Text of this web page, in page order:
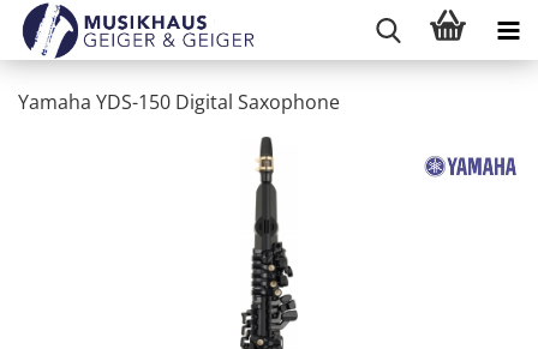
Yamaha YDS-150 Digital Saxophone